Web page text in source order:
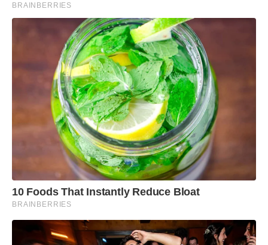
BRAINBERRIES
10 Foods That Instantly Reduce Bloat
BRAINBERRIES